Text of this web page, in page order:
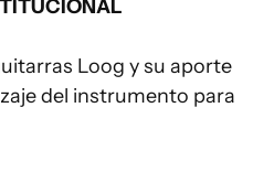
Loog y su aporte
del instrumento para